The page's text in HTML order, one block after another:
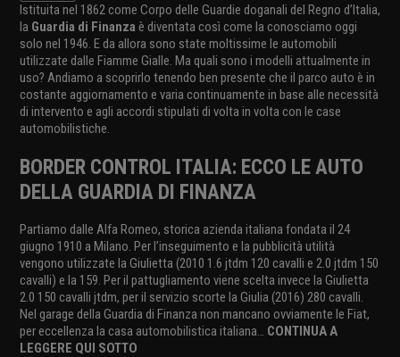
Istituita nel 1862 come Corpo delle Guardie doganali del Regno d’Italia,
la Guardia di Finanza è diventata così come la conosciamo oggi
solo nel 1946. E da allora sono state moltissime le automobili
utilizzate dalle Fiamme Gialle. Ma quali sono i modelli attualmente in
uso? Andiamo a scoprirlo tenendo ben presente che il parco auto è in
costante aggiornamento e varia continuamente in base alle necessità
di intervento e agli accordi stipulati di volta in volta con le case
automobilistiche.
BORDER CONTROL ITALIA: ECCO LE AUTO
DELLA GUARDIA DI FINANZA
Partiamo dalle Alfa Romeo, storica azienda italiana fondata il 24
giugno 1910 a Milano. Per l’inseguimento e la pubblicità utilità
vengono utilizzate la Giulietta (2010 1.6 jtdm 120 cavalli e 2.0 jtdm 150
cavalli) e la 159. Per il pattugliamento viene scelta invece la Giulietta
2.0 150 cavalli jtdm, per il servizio scorte la Giulia (2016) 280 cavalli.
Nel garage della Guardia di Finanza non mancano ovviamente le Fiat,
per eccellenza la casa automobilistica italiana… CONTINUA A
LEGGERE QUI SOTTO